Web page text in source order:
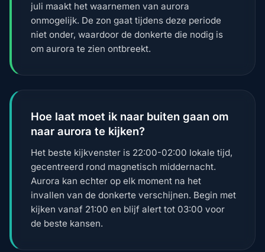
juli maakt het waarnemen van aurora
onmogelijk. De zon gaat tijdens deze periode
niet onder, waardoor de donkerte die nodig is
om aurora te zien ontbreekt.
Hoe laat moet ik naar buiten gaan om
naar aurora te kijken?
Het beste kijkvenster is 22:00-02:00 lokale tijd,
gecentreerd rond magnetisch middernacht.
Aurora kan echter op elk moment na het
invallen van de donkerte verschijnen. Begin met
kijken vanaf 21:00 en blijf alert tot 03:00 voor
de beste kansen.